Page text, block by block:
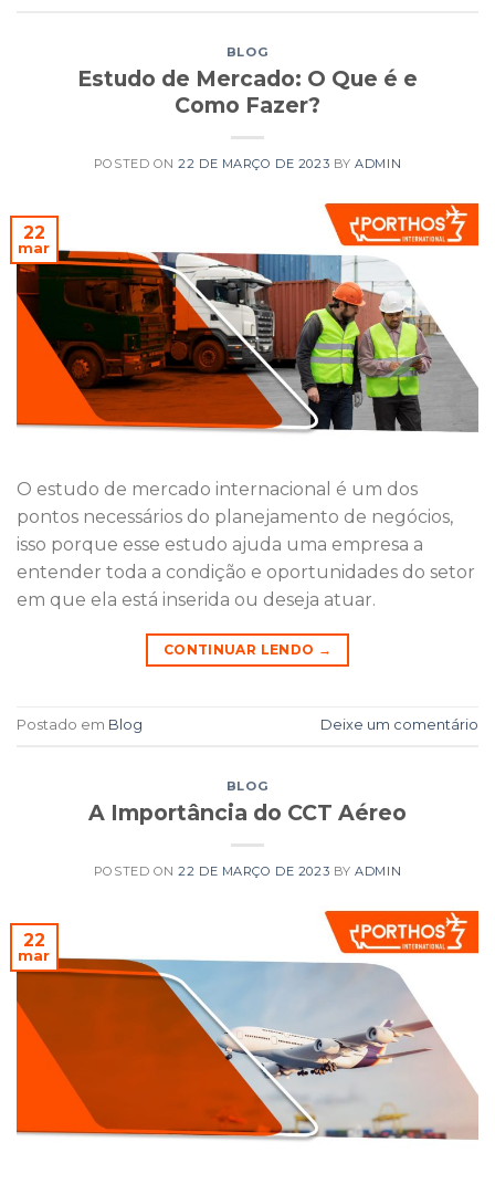
BLOG
Estudo de Mercado: O Que é e
Como Fazer?
POSTED ON22 DE MARÇO DE 2023 BYADMIN
22
mar
O estudo de mercado internacional é um dos
pontos necessários do planejamento de negócios,
isso porque esse estudo ajuda uma empresa a
entender toda a condição e oportunidades do setor
em que ela está inserida ou deseja atuar.
CONTINUAR LENDO →
Postado em Blog Deixe um comentário
BLOG
A Importância do CCT Aéreo
POSTED ON22 DE MARÇO DE 2023 BYADMIN
22
mar